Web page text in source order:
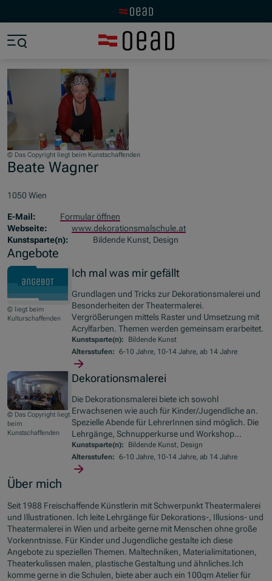
© Das Copyright liegt beim Kunstschaffenden
Beate Wagner
1050 Wien
E-Mail:
Formular öffnen
Webseite:
www.dekorationsmalschule.at
Kunstsparte(n):
Bildende Kunst, Design
Angebote
© liegt beim
Kulturschaffenden
Ich mal was mir gefällt
Grundlagen und Tricks zur Dekorationsmalerei und
Besonderheiten der Theatermalerei.
Vergrößerungen mittels Raster und Umsetzung mit
Acrylfarben. Themen werden gemeinsam erarbeitet.
Kunstsparte(n):
Bildende Kunst
Altersstufen: 6-10 Jahre, 10-14 Jahre, ab 14 Jahre
© Das Copyright liegt
beim
Kunstschaffenden
Dekorationsmalerei
Die Dekorationsmalerei biete ich sowohl
Erwachsenen wie auch für Kinder/Jugendliche an.
Spezielle Abende für LehrerInnen sind möglich. Die
Lehrgänge, Schnupperkurse und Workshop...
Kunstsparte(n):
Bildende Kunst, Design
Altersstufen: 6-10 Jahre, 10-14 Jahre, ab 14 Jahre
Über mich
Seit 1988 Freischaffende Künstlerin mit Schwerpunkt Theatermalerei
und Illustrationen. Ich leite Lehrgänge für Dekorations-, Illusions- und
Theatermalerei in Wien und arbeite gerne mit Menschen ohne große
Vorkenntnisse. Für Kinder und Jugendliche gestalte ich diese
Angebote zu speziellen Themen. Maltechniken, Materialimitationen,
Theaterkulissen malen, plastische Gestaltung und ähnliches.Ich
komme gerne in die Schulen, biete aber auch ein 100qm Atelier für